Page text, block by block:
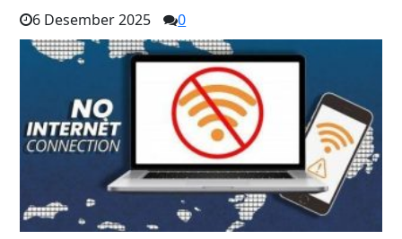
6 Desember 2025 0